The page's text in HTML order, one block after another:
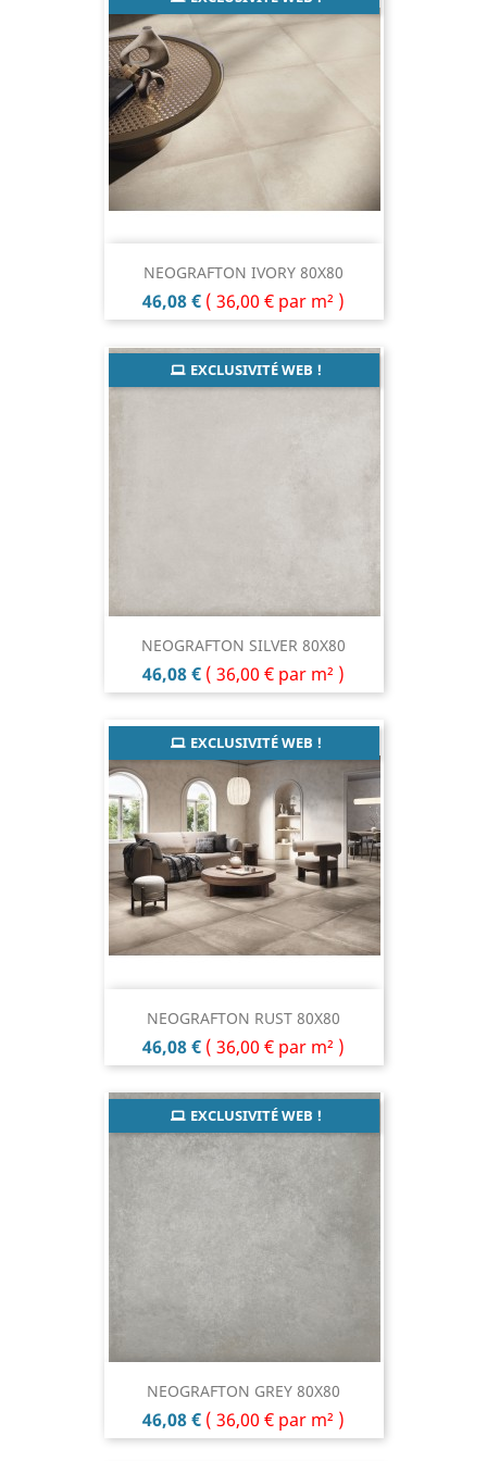
NEOGRAFTON IVORY 80X80
Prix
46,08 € ( 36,00 € par m² )
NEOGRAFTON SILVER 80X80
Prix
46,08 € ( 36,00 € par m² )
EXCLUSIVITÉ WEB !
NEOGRAFTON RUST 80X80
Prix
46,08 € ( 36,00 € par m² )
EXCLUSIVITÉ WEB !
NEOGRAFTON GREY 80X80
Prix
46,08 € ( 36,00 € par m² )
EXCLUSIVITÉ WEB !